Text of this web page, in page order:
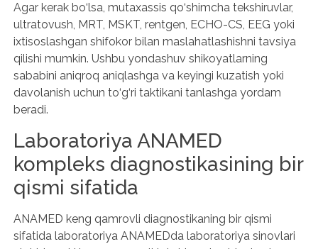
Agar kerak bo‘lsa, mutaxassis qo‘shimcha tekshiruvlar,
ultratovush, MRT, MSKT, rentgen, ECHO-CS, EEG yoki
ixtisoslashgan shifokor bilan maslahatlashishni tavsiya
qilishi mumkin. Ushbu yondashuv shikoyatlarning
sababini aniqroq aniqlashga va keyingi kuzatish yoki
davolanish uchun to‘g‘ri taktikani tanlashga yordam
beradi.
Laboratoriya ANAMED
kompleks diagnostikasining bir
qismi sifatida
ANAMED keng qamrovli diagnostikaning bir qismi
sifatida laboratoriya ANAMEDda laboratoriya sinovlari